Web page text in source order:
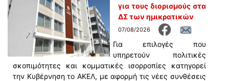
για τους διορισμούς στα
ΔΣ των ημικρατικών
07/08/2026
Για επιλογές που
υπηρετούν πολιτικές
σκοπιμότητες και κομματικές ισορροπίες κατηγορεί
την Κυβέρνηση το ΑΚΕΛ, με αφορμή τις νέες συνθέσεις